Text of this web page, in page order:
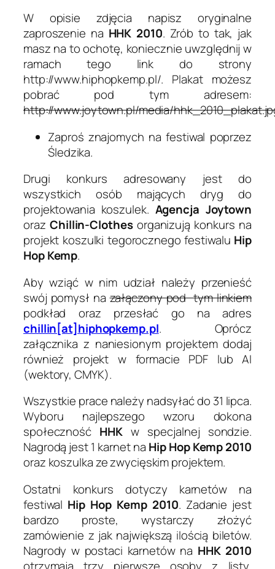
W opisie zdjęcia napisz oryginalne
zaproszenie na HHK 2010. Zrób to tak, jak
masz na to ochotę, koniecznie uwzględnij w
ramach tego link do strony
http://www.hiphopkemp.pl/. Plakat możesz
pobrać pod tym adresem:
http://www.joytown.pl/media/
Zaproś znajomych na festiwal poprzez
Śledzika.
Drugi konkurs adresowany jest do
wszystkich osób mających dryg do
projektowania koszulek. Agencja Joytown
orazChillin-Clothesorganizują konkurs na
projekt koszulki tegorocznego festiwalu Hip
Hop Kemp.
Aby wziąć w nim udział należy przenieść
swój pomysł nazałączony pod tym linkiem
podkład oraz przesłać go na adres
chillin[at]hiphopkemp.pl. Oprócz
załącznika z naniesionym projektem dodaj
również projekt w formacie PDF lub AI
(wektory, CMYK).
Wszystkie prace należy nadsyłać do 31 lipca.
Wyboru najlepszego wzoru dokona
społeczność HHKw specjalnej sondzie.
Nagrodą jest 1 karnet na Hip Hop Kemp 2010
oraz koszulka ze zwycięskim projektem.
Ostatni konkurs dotyczy karnetów na
festiwal Hip Hop Kemp 2010. Zadanie jest
bardzo proste, wystarczy złożyć
zamówienie z jak największą ilością biletów.
Nagrody w postaci karnetów na HHK 2010